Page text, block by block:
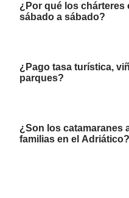
¿Por qué los chárteres
sábado a sábado?
¿Pago tasa turística,
parques?
¿Son los catamaranes
familias en el Adriático?